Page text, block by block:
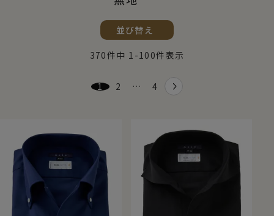
並び替え
370件中 1 -100件表示
1 2 … 4